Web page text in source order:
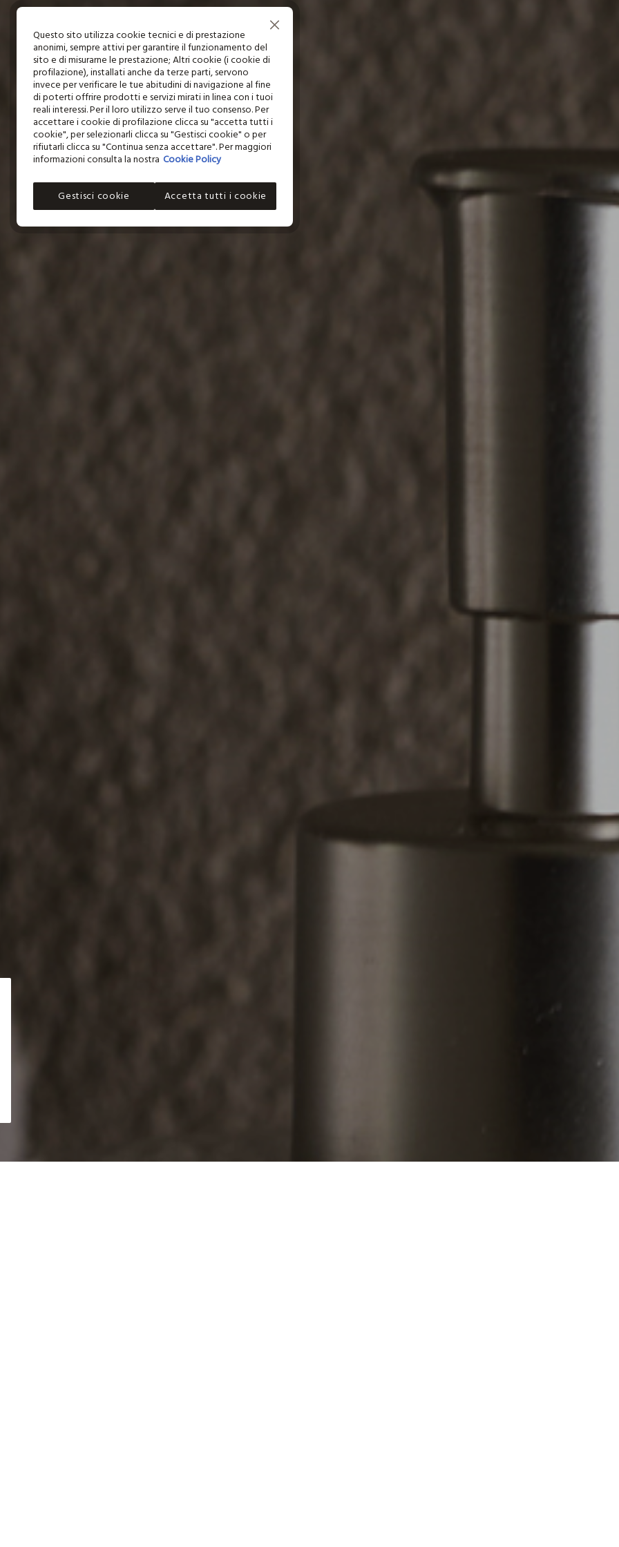
Questo sito utilizza cookie tecnici e di prestazione
anonimi, sempre attivi per garantire il funzionamento del
sito e di misurarne le prestazione; Altri cookie (i cookie di
profilazione), installati anche da terze parti, servono
invece per verificare le tue abitudini di navigazione al fine
di poterti offrire prodotti e servizi mirati in linea con i tuoi
reali interessi. Per il loro utilizzo serve il tuo consenso. Per
accettare i cookie di profilazione clicca su "accetta tutti i
cookie", per selezionarli clicca su "Gestisci cookie" o per
rifiutarli clicca su "Continua senza accettare". Per maggiori
informazioni consulta la nostra Cookie Policy
Gestisci cookie Accetta tutti i cookie
Continua senza accettare